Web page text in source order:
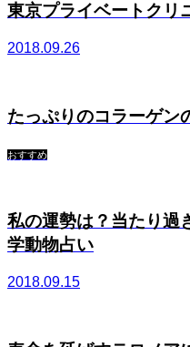
東京プライベートクリ
2018.09.26
たっぷりのコラーゲン
おすすめ
私の運勢は？当たり過
学動物占い
2018.09.15